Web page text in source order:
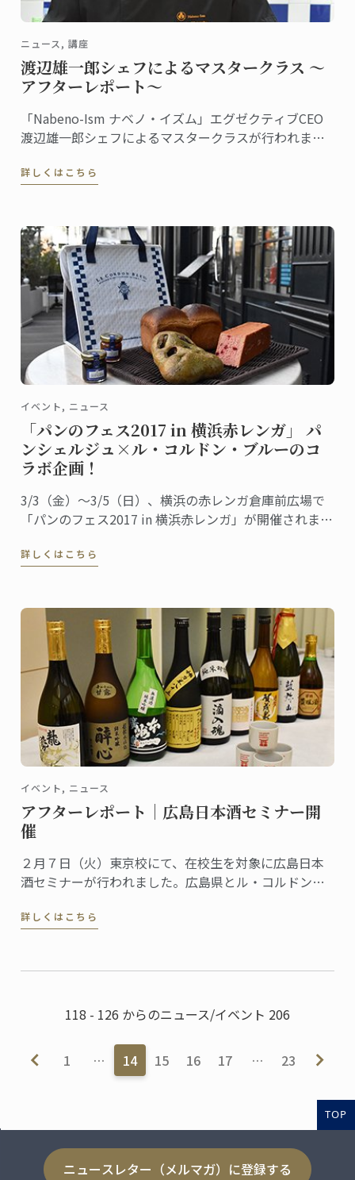
ニュース, 講座
渡辺雄一郎シェフによるマスタークラス ～
アフターレポート～
「Nabeno-Ism ナベノ・イズム」エグゼクティブCEO
渡辺雄一郎シェフによるマスタークラスが行われまし
詳しくはこちら
イベント, ニュース
「パンのフェス2017 in 横浜赤レンガ」 パ
ンシェルジュ×ル・コルドン・ブルーのコ
ラボ企画！
3/3（金）～3/5（日）、横浜の赤レンガ倉庫前広場で
「パンのフェス2017 in 横浜赤レンガ」が開催されま
詳しくはこちら
イベント, ニュース
アフターレポート｜広島日本酒セミナー開
催
２月７日（火）東京校にて、在校生を対象に広島日本
酒セミナーが行われました。広島県とル・コルドン・
で、パリ校でも定期的に行われて好評を博しているイ
詳しくはこちら
118 - 126 からのニュース/イベント 206
1 … 14 15 16 17 … 23
TOP
ニュースレター（メルマガ）に登録する